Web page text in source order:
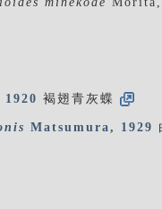
褐翅青灰蝶
Matsumura, 1929